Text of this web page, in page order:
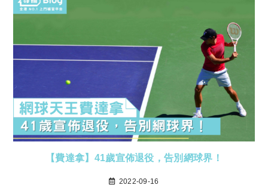
【費達拿】41歲宣佈退役，告別網球界！
2022-09-16